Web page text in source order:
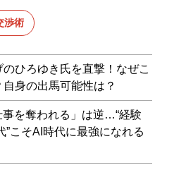
渉術
のひろゆき氏を直撃！なぜこ
身の出馬可能性は？
を奪われる」は逆…“経験
”こそAI時代に最強になれる